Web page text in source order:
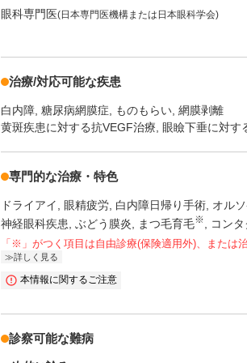
眼科専門医(日本専門医機構または日本眼科学会)
治療/対応可能な疾患
白内障 糖尿病網膜症 ものもらい 網膜剥離
黄斑疾患に対する抗VEGF治療, 眼瞼下垂に対
専門的な治療・特色
ドライアイ 眼精疲労 白内障日帰り手術 オル
神経眼科疾患 ぶどう膜炎 まつ毛育毛※ コン
「※」がつく項目は自由診療(保険適用外)、または
詳しく見る
本情報に関するご注意
診察可能な難病